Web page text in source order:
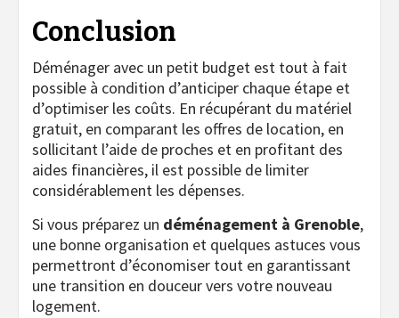
Conclusion
Déménager avec un petit budget est tout à fait
possible à condition d’anticiper chaque étape et
d’optimiser les coûts. En récupérant du matériel
gratuit, en comparant les offres de location, en
sollicitant l’aide de proches et en profitant des
aides financières, il est possible de limiter
considérablement les dépenses.
Si vous préparez un déménagement à Grenoble,
une bonne organisation et quelques astuces vous
permettront d’économiser tout en garantissant
une transition en douceur vers votre nouveau
logement.